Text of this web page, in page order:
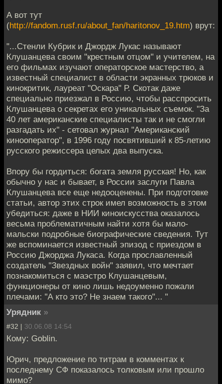
А вот тут
(http://fandom.rusf.ru/about_fan/haritonov_19.htm) врут:
"...Стенли Кубрик и Джордж Лукас называют
Клушанцева своим "крестным отцом" и учителем, на
его фильмах изучают операторское мастерство, а
известный специалист в области экранных трюков и
кинокритик, лауреат "Оскара" Р. Скотак даже
специально приезжал в Россию, чтобы расспросить
Клушанцева о секретах его уникальных съемок. "За
40 лет американские специалисты так и не смогли
разгадать их" - сетовал журнал "Американский
кинооператор", в 1996 году посвятивший к 85-летию
русского режиссера целых два выпуска.
Впору бы гордиться: богата земля русская! Но, как
обычно у нас и бывает, в России заслуги Павла
Клушанцева все еще недооценены. При подготовке
статьи, автор этих строк имел возможность в этом
убедиться: даже в НИИ киноискусства оказалось
весьма проблематичным найти хотя бы мало-
мальски подробные биографические сведения. Тут
же вспоминается известный эпизод с приездом в
Россию Джорджа Лукаса. Когда прославленный
создатель "Звездных войн" заявил, что мечтает
познакомиться с маэстро Клушанцевым,
функционеры от кино лишь недоуменно пожали
плечами: "А кто это? Не знаем такого"... "
Урядник »
#32 | 30.06.08 14:54
Кому: Goblin.
Юрич, предложение по титрам в комментах к
последнему СФ показалось толковым или прошло
мимо?